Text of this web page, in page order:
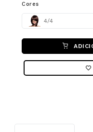
Cores
Color 4/4